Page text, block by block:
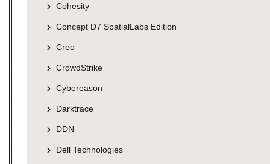
Cohesity
Concept D7 SpatialLabs Edition
Creo
CrowdStrike
Cybereason
Darktrace
DDN
Dell Technologies